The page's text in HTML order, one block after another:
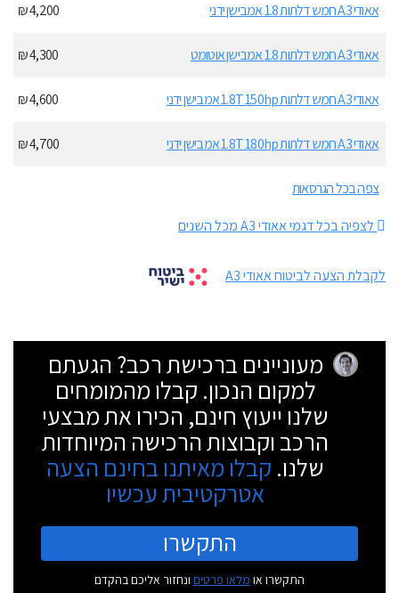
אאודי A3 חמש דלתות 1.8 אמבישן ידני
4,200 ₪
אאודי A3 חמש דלתות 1.8 אמבישן אוטומט 4,300 ₪
אאודי A3 חמש דלתות 1.8T 150hp אמבישן ידני 4,600 ₪
אאודי A3 חמש דלתות 1.8T 180hp אמבישן ידני 4,700 ₪
צפה בכל הגרסאות
לצפיה בכל דגמי אאודי A3 מכל השנים
לקבלת הצעה לביטוח אאודי A3
מעוניינים ברכישת רכב? הגעתם
למקום הנכון. קבלו מהמומחים
שלנו ייעוץ חינם, הכירו את מבצעי
הרכב וקבוצות הרכישה המיוחדות
שלנו. קבלו מאיתנו בחינם הצעה
אטרקטיבית עכשיו
התקשרו
התקשרו או מלאו פרטים ונחזור אליכם בהקדם